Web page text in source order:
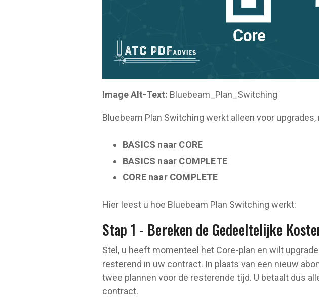
Image Alt-Text: Bluebeam_Plan_Switching
Bluebeam Plan Switching werkt alleen voor
BASICS naar CORE
BASICS naar COMPLETE
CORE naar COMPLETE
Hier leest u hoe Bluebeam Plan Switching werkt:
Stap 1 - Bereken de Gedeeltelijke
Stel, u heeft momenteel het Core-plan en wilt
resterend in uw contract. In plaats van een nieuw
twee plannen voor de resterende tijd. U betaalt dus
contract.